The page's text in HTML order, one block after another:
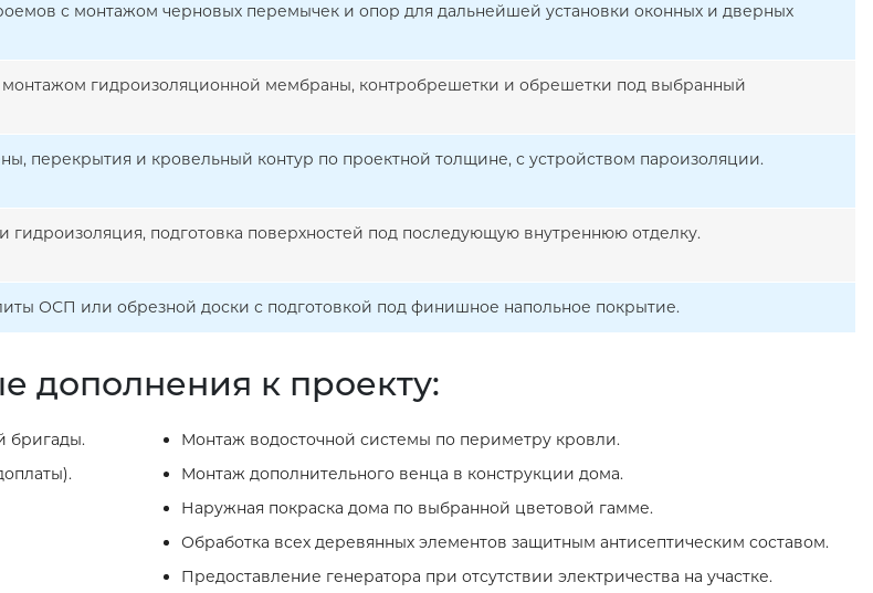
с монтажом черновых перемычек и опор для дальнейшей установки оконных и дверных
монтажом гидроизоляционной мембраны, контробрешетки и обрешетки под выбранный
перекрытия и кровельный контур по проектной толщине, с устройством пароизоляции.
гидроизоляция, подготовка поверхностей под последующую внутреннюю отделку.
ОСП или обрезной доски с подготовкой под финишное напольное покрытие.
дополнения к проекту:
бригады.
Монтаж водосточной системы по периметру кровли.
Монтаж дополнительного венца в конструкции дома.
Наружная покраска дома по выбранной цветовой гамме.
Обработка всех деревянных элементов защитным антисептическим составом.
Предоставление генератора при отсутствии электричества на участке.